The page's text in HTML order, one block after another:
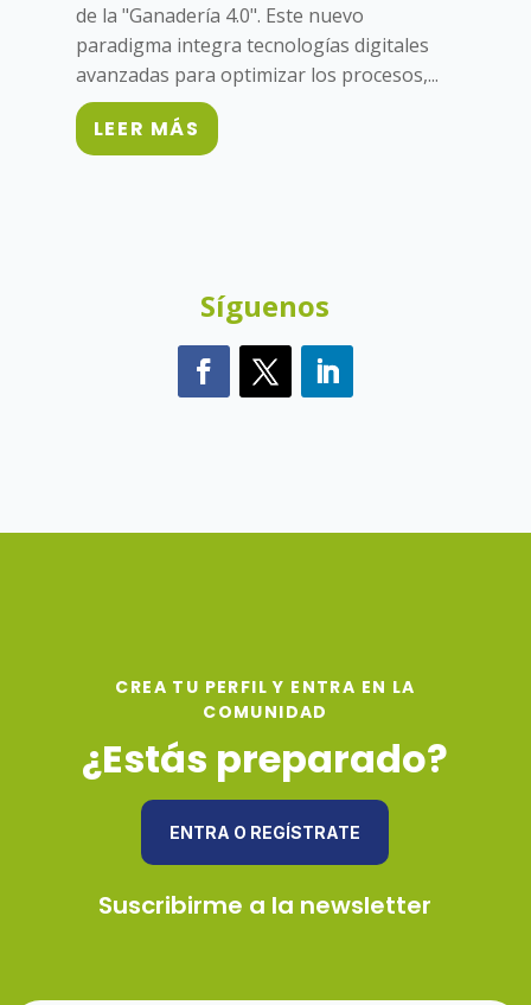
de la "Ganadería 4.0". Este nuevo
paradigma integra tecnologías digitales
avanzadas para optimizar los procesos,...
LEER MÁS
Síguenos
CREA TU PERFIL Y ENTRA EN LA
COMUNIDAD
¿Estás preparado?
ENTRA O REGÍSTRATE
Suscribirme a la newsletter